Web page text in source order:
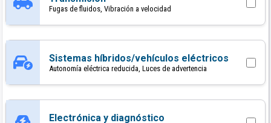
Fugas de fluidos, Vibración a velocidad
Sistemas híbridos/vehículos eléctricos
Autonomía eléctrica reducida, Luces de advertencia
Electrónica y diagnóstico